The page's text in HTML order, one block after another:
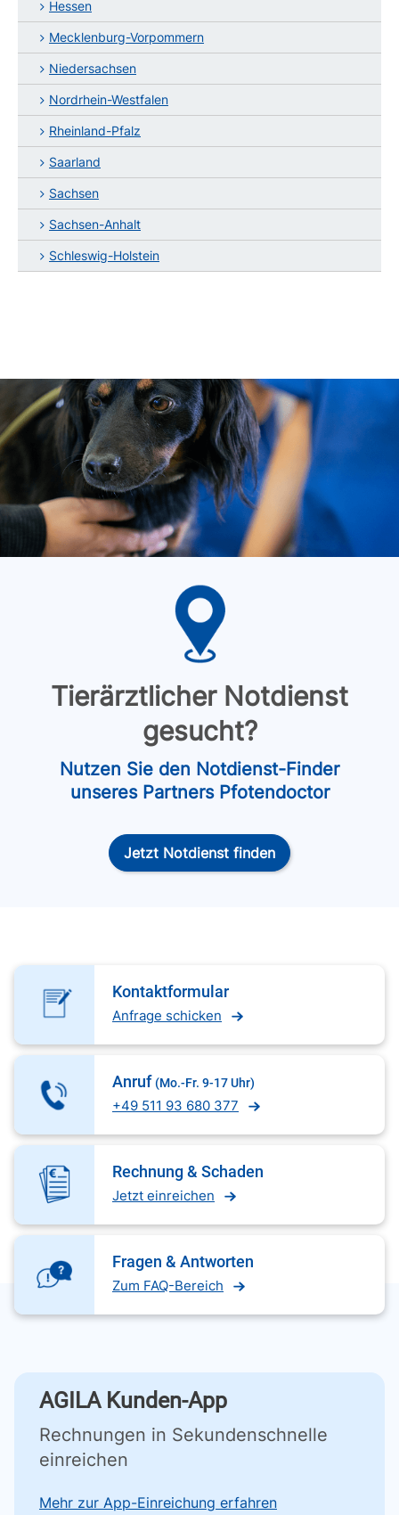
Hessen
Mecklenburg-Vorpommern
Niedersachsen
Nordrhein-Westfalen
Rheinland-Pfalz
Saarland
Sachsen
Sachsen-Anhalt
Schleswig-Holstein
Tierärztlicher Notdienst
gesucht?
Nutzen Sie den Notdienst-Finder
unseres Partners Pfotendoctor
Jetzt Notdienst finden
Kontaktformular
Anfrage schicken
Anruf (Mo.-Fr. 9-17 Uhr)
+49 511 93 680 377
Rechnung & Schaden
Jetzt einreichen
Fragen & Antworten
Zum FAQ-Bereich
AGILA Kunden-App
Rechnungen in Sekundenschnelle
einreichen
Mehr zur App-Einreichung erfahren